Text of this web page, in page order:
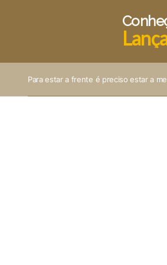
Para estar a frente é preciso estar a